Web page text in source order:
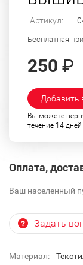
Артикул:
Бесплатная
250 ₽
Добавить
Вы можете
течение 14 дней
Оплата,
Ваш населенный
Задать
Материал: